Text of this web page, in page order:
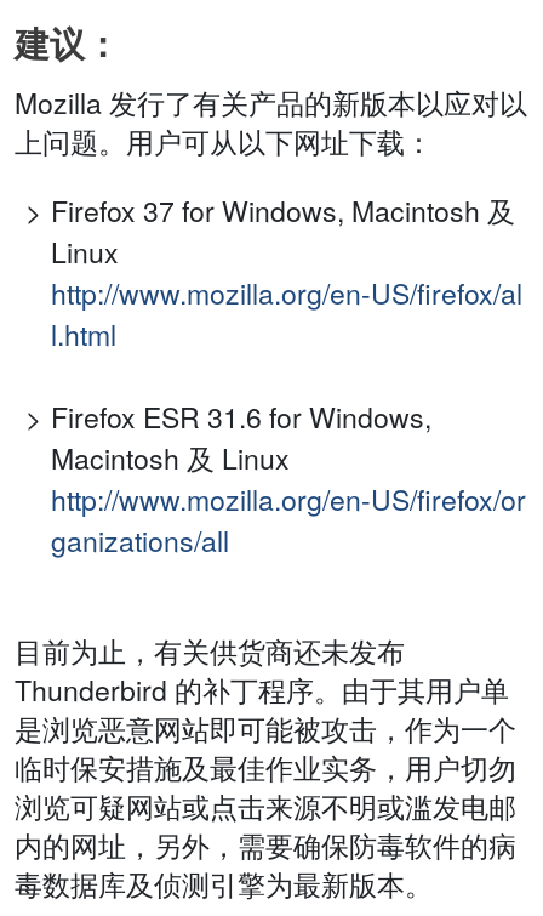
建议：
Mozilla 发行了有关产品的新版本以应对以
上问题。用户可从以下网址下载：
Firefox 37 for Windows, Macintosh 及
Linux
http://www.mozilla.org/en-US/firefox/al
l.html
Firefox ESR 31.6 for Windows,
Macintosh 及 Linux
http://www.mozilla.org/en-US/firefox/or
ganizations/all
目前为止，有关供货商还未发布
Thunderbird 的补丁程序。由于其用户单
是浏览恶意网站即可能被攻击，作为一个
临时保安措施及最佳作业实务，用户切勿
浏览可疑网站或点击来源不明或滥发电邮
内的网址，另外，需要确保防毒软件的病
毒数据库及侦测引擎为最新版本。